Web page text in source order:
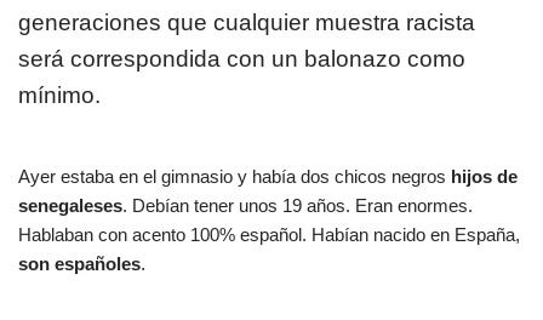
generaciones que cualquier muestra racista
será correspondida con un balonazo como
mínimo.
Ayer estaba en el gimnasio y había dos chicos negros hijos de
senegaleses. Debían tener unos 19 años. Eran enormes.
Hablaban con acento 100% español. Habían nacido en España,
son españoles.